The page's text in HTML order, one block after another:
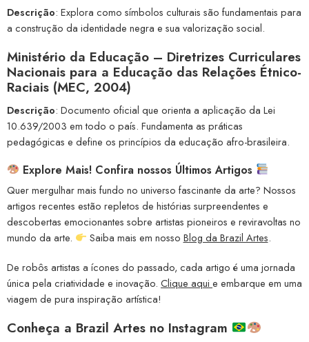
Descrição: Explora como símbolos culturais são fundamentais para
a construção da identidade negra e sua valorização social.
Ministério da Educação – Diretrizes Curriculares
Nacionais para a Educação das Relações Étnico-
Raciais (MEC, 2004)
Descrição: Documento oficial que orienta a aplicação da Lei
10.639/2003 em todo o país. Fundamenta as práticas
pedagógicas e define os princípios da educação afro-brasileira.
Explore Mais! Confira nossos Últimos Artigos
Quer mergulhar mais fundo no universo fascinante da arte? Nossos
artigos recentes estão repletos de histórias surpreendentes e
descobertas emocionantes sobre artistas pioneiros e reviravoltas no
mundo da arte.
Saiba mais em nosso Blog da Brazil Artes.
De robôs artistas a ícones do passado, cada artigo é uma jornada
única pela criatividade e inovação. Clique aqui e embarque em uma
viagem de pura inspiração artística!
Conheça a Brazil Artes no Instagram